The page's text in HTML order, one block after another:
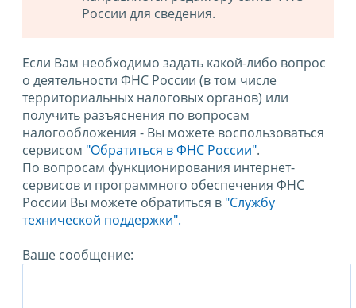
России для сведения.
Если Вам необходимо задать какой-либо вопрос
о деятельности ФНС России (в том числе
территориальных налоговых органов) или
получить разъяснения по вопросам
налогообложения - Вы можете воспользоваться
сервисом "Обратиться в ФНС России".
По вопросам функционирования интернет-
сервисов и программного обеспечения ФНС
России Вы можете обратиться в "Службу
технической поддержки".
Ваше сообщение: